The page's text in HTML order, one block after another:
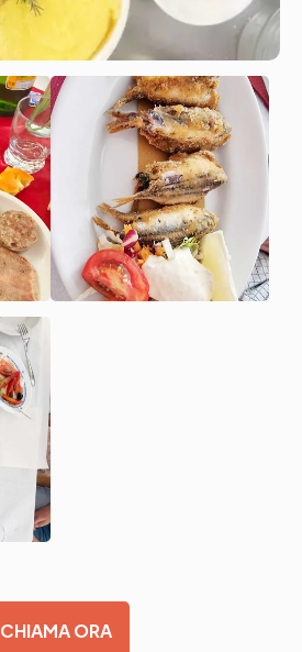
CHIAMA ORA